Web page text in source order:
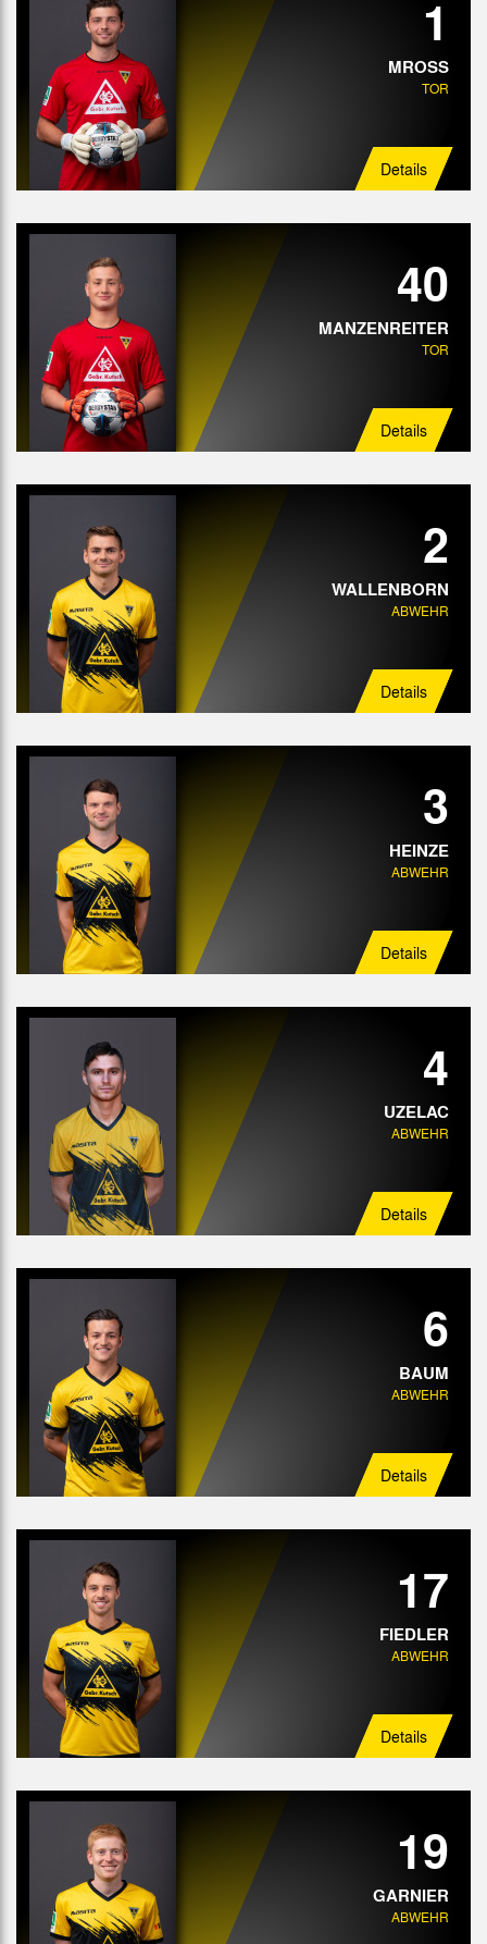
Mittelfeld
Angriff
1
MROSS
TOR
Details
40
MANZENREITER
TOR
Details
2
WALLENBORN
ABWEHR
Details
3
HEINZE
ABWEHR
Details
4
UZELAC
ABWEHR
Details
6
BAUM
ABWEHR
Details
17
FIEDLER
ABWEHR
Details
19
GARNIER
ABWEHR